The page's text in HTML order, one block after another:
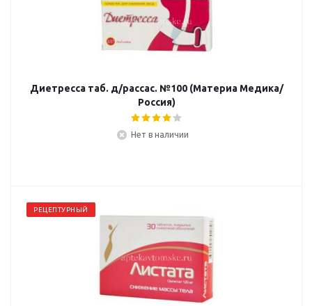
Диетресса таб. д/рассас. №100 (Материа Медика/
Россия)
Нет в наличии
РЕЦЕПТУРНЫЙ